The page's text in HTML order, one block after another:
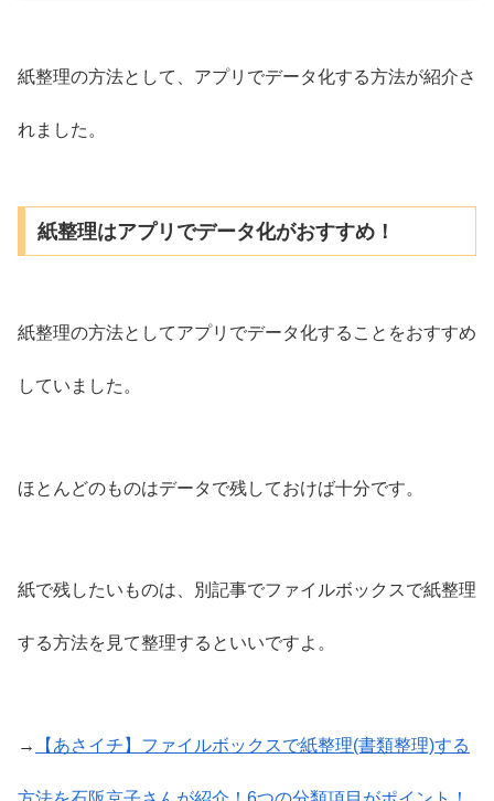
紙整理の方法として、アプリでデータ化する方法が紹介さ
れました。
紙整理はアプリでデータ化がおすすめ！
紙整理の方法としてアプリでデータ化することをおすすめ
していました。
ほとんどのものはデータで残しておけば十分です。
紙で残したいものは、別記事でファイルボックスで紙整理
する方法を見て整理するといいですよ。
→ 【あさイチ】ファイルボックスで紙整理(書類整理)する